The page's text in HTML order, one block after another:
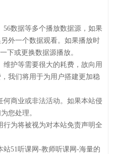
56数据等多个播放数据源，如果
外一个数据观看。如果播放时
下或更换数据源播放。
维护等需要很大的耗费，故向用
我们将用于为用户搭建更加稳
何商业或非法活动。如果本站侵
您处理。
行为将被视为对本站免责声明全
站51听课网-教师听课网-海量的